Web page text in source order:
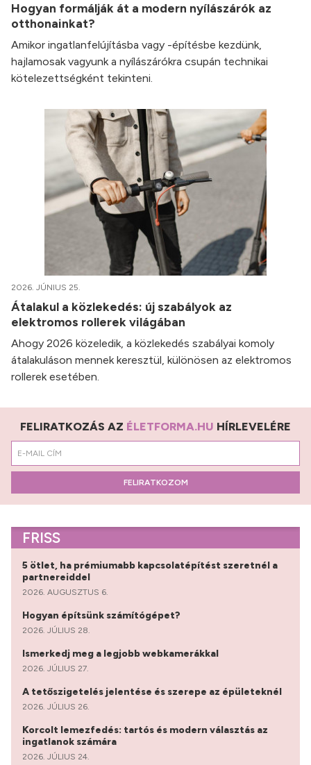
Hogyan formálják át a modern nyílászárók az
otthonainkat?
Amikor ingatlanfelújításba vagy -építésbe kezdünk,
hajlamosak vagyunk a nyílászárókra csupán technikai
kötelezettségként tekinteni.
2026. JÚNIUS 25.
Átalakul a közlekedés: új szabályok az
elektromos rollerek világában
Ahogy 2026 közeledik, a közlekedés szabályai komoly
átalakuláson mennek keresztül, különösen az elektromos
rollerek esetében.
FELIRATKOZÁS AZ ÉLETFORMA.HU HÍRLEVELÉRE
FELIRATKOZOM
FRISS
5 ötlet, ha prémiumabb kapcsolatépítést szeretnél a
partnereiddel
2026. AUGUSZTUS 6.
Hogyan építsünk számítógépet?
2026. JÚLIUS 28.
Ismerkedj meg a legjobb webkamerákkal
2026. JÚLIUS 27.
A tetőszigetelés jelentése és szerepe az épületeknél
2026. JÚLIUS 26.
Korcolt lemezfedés: tartós és modern választás az
ingatlanok számára
2026. JÚLIUS 24.